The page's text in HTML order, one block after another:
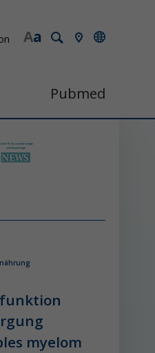
a
A
Pubmed
myelom